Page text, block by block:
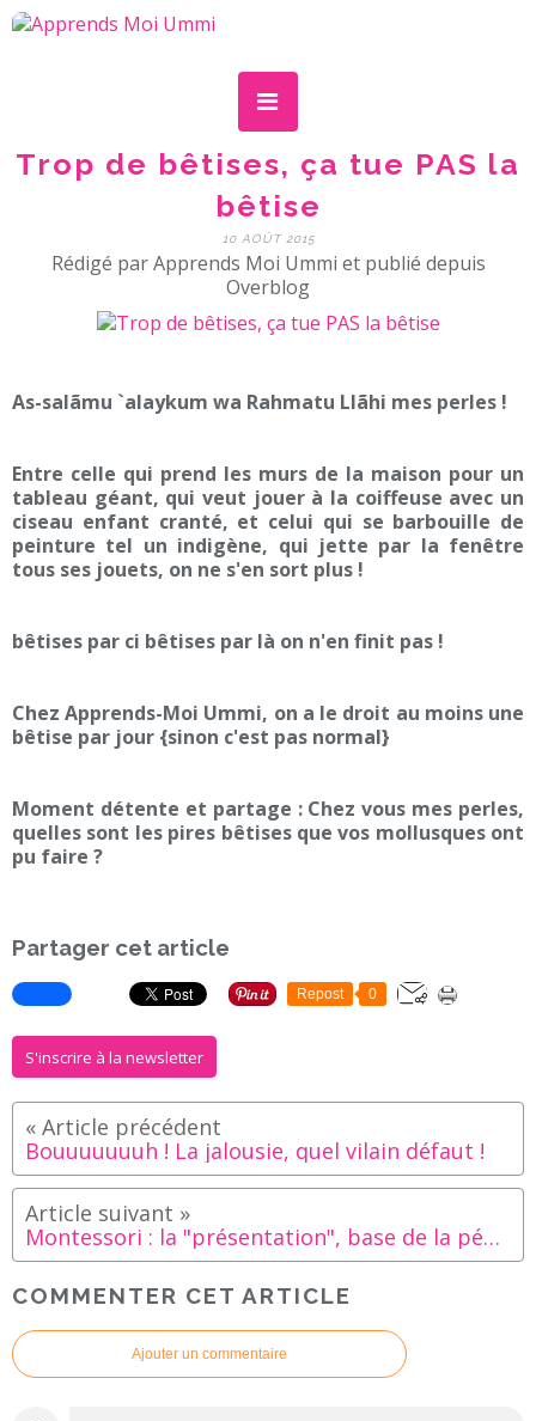
Trop de bêtises, ça tue PAS la
bêtise
10 AOÛT 2015
Rédigé par Apprends Moi Ummi et publié depuis
Overblog
As-salãmu `alaykum wa Rahmatu Llãhi mes perles !
Entre celle qui prend les murs de la maison pour un
tableau géant, qui veut jouer à la coiffeuse avec un
ciseau enfant cranté, et celui qui se barbouille de
peinture tel un indigène, qui jette par la fenêtre
tous ses jouets, on ne s'en sort plus !
bêtises par ci bêtises par là on n'en finit pas !
Chez Apprends-Moi Ummi, on a le droit au moins une
bêtise par jour {sinon c'est pas normal}
Moment détente et partage : Chez vous mes perles,
quelles sont les pires bêtises que vos mollusques ont
pu faire ?
Partager cet article
Repost 0
S'inscrire à la newsletter
Bouuuuuuuh ! La jalousie, quel vilain défaut !
Montessori : la "présentation", base de la pédagogie
COMMENTER CET ARTICLE
Ajouter un commentaire